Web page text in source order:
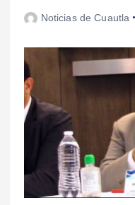
Noticias de Cuautla